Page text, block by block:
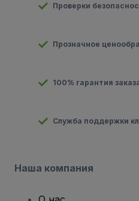
Проверки
Прозначное
100% гарантия
Служба поддержки
Наша компания